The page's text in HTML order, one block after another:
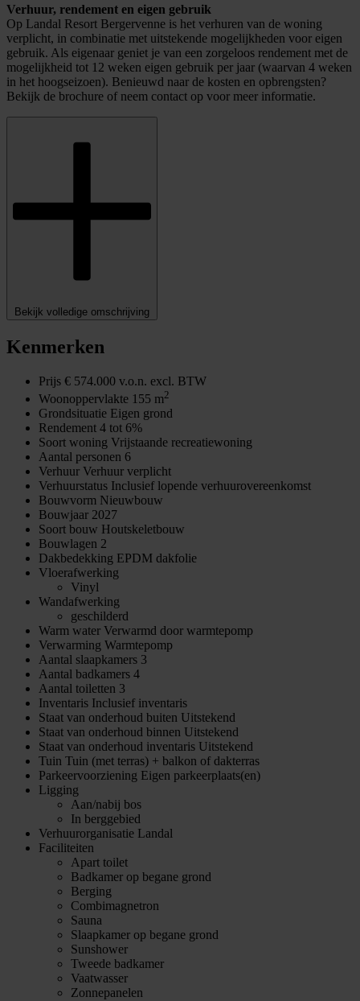
Verhuur, rendement en eigen gebruik
Op Landal Resort Bergervenne is het verhuren van de woning
verplicht, in combinatie met uitstekende mogelijkheden voor eigen
gebruik. Als eigenaar geniet je van een zorgeloos rendement met de
mogelijkheid tot 12 weken eigen gebruik per jaar (waarvan 4 weken
in het hoogseizoen). Benieuwd naar de kosten en opbrengsten?
Bekijk de brochure of neem contact op voor meer informatie.
Bekijk volledige omschrijving
Kenmerken
Prijs € 574.000 v.o.n. excl. BTW
Woonoppervlakte 155 m2
Grondsituatie Eigen grond
Rendement 4 tot 6%
Soort woning Vrijstaande recreatiewoning
Aantal personen 6
Verhuur Verhuur verplicht
Verhuurstatus Inclusief lopende verhuurovereenkomst
Bouwvorm Nieuwbouw
Bouwjaar 2027
Soort bouw Houtskeletbouw
Bouwlagen 2
Dakbedekking EPDM dakfolie
Vloerafwerking
Vinyl
Wandafwerking
geschilderd
Warm water Verwarmd door warmtepomp
Verwarming Warmtepomp
Aantal slaapkamers 3
Aantal badkamers 4
Aantal toiletten 3
Inventaris Inclusief inventaris
Staat van onderhoud buiten Uitstekend
Staat van onderhoud binnen Uitstekend
Staat van onderhoud inventaris Uitstekend
Tuin Tuin (met terras) + balkon of dakterras
Parkeervoorziening Eigen parkeerplaats(en)
Ligging
Aan/nabij bos
In berggebied
Verhuurorganisatie Landal
Faciliteiten
Apart toilet
Badkamer op begane grond
Berging
Combimagnetron
Sauna
Slaapkamer op begane grond
Sunshower
Tweede badkamer
Vaatwasser
Zonnepanelen